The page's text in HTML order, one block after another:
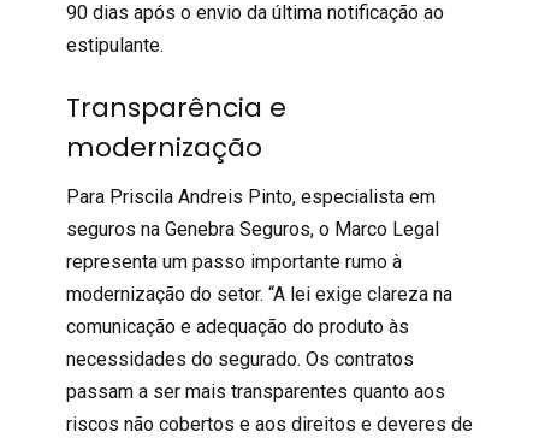
90 dias após o envio da última notificação ao
estipulante.
Transparência e
modernização
Para Priscila Andreis Pinto, especialista em
seguros na Genebra Seguros, o Marco Legal
representa um passo importante rumo à
modernização do setor. “A lei exige clareza na
comunicação e adequação do produto às
necessidades do segurado. Os contratos
passam a ser mais transparentes quanto aos
riscos não cobertos e aos direitos e deveres de